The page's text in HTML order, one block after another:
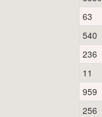
63
540
236
11
959
256